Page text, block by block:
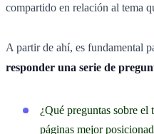
compartido en relación al tema
A partir de ahí, es fundamental
responder una serie de
¿Qué preguntas sobre el
páginas mejor